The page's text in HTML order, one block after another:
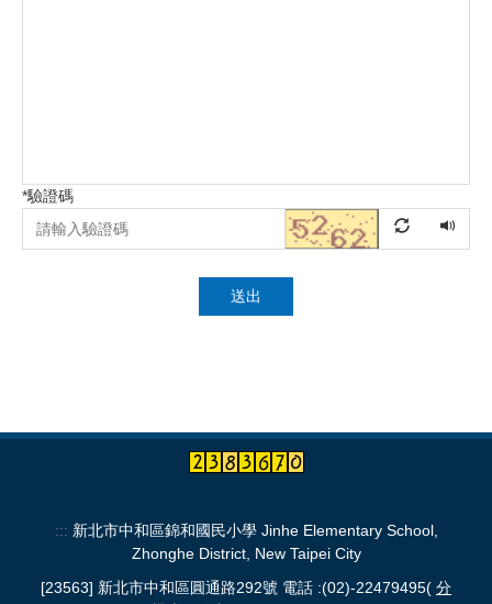
*驗證碼
送出
::: 新北市中和區錦和國民小學 Jinhe Elementary School,
Zhonghe District, New Taipei City
[23563] 新北市中和區圓通路292號 電話 :(02)-22479495( 分